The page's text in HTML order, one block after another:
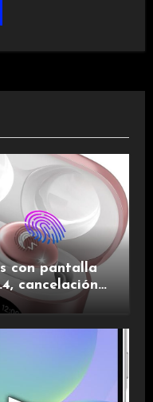
con pantalla
cancelación
y de larga